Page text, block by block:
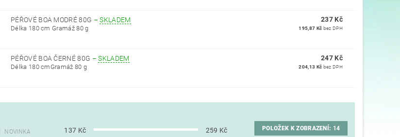
PÉŘOVÉ BOA MODRÉ 80G –SKLADEM
Délka 180 cm Gramáž 80 g
237 Kč
195,87 Kč bez DPH
PÉŘOVÉ BOA ČERNÉ 80G –SKLADEM
Délka 180 cmGramáž 80 g
247 Kč
204,13 Kč bez DPH
NOVINKA
137 Kč 259 Kč POLOŽEK K ZOBRAZENÍ: 14